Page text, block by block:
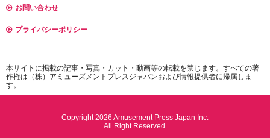
お問い合わせ
プライバシーポリシー
本サイトに掲載の記事・写真・カット・動画等の転載を禁じます。すべての著
作権は（株）アミューズメントプレスジャパンおよび情報提供者に帰属しま
す。
Copyright 2026 Amusement Press Japan Inc.
All Right Reserved.